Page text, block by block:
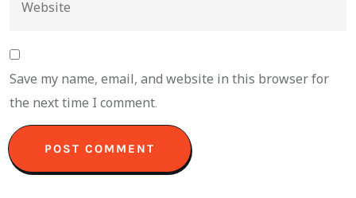
Save my name, email, and website in this browser for
the next time I comment.